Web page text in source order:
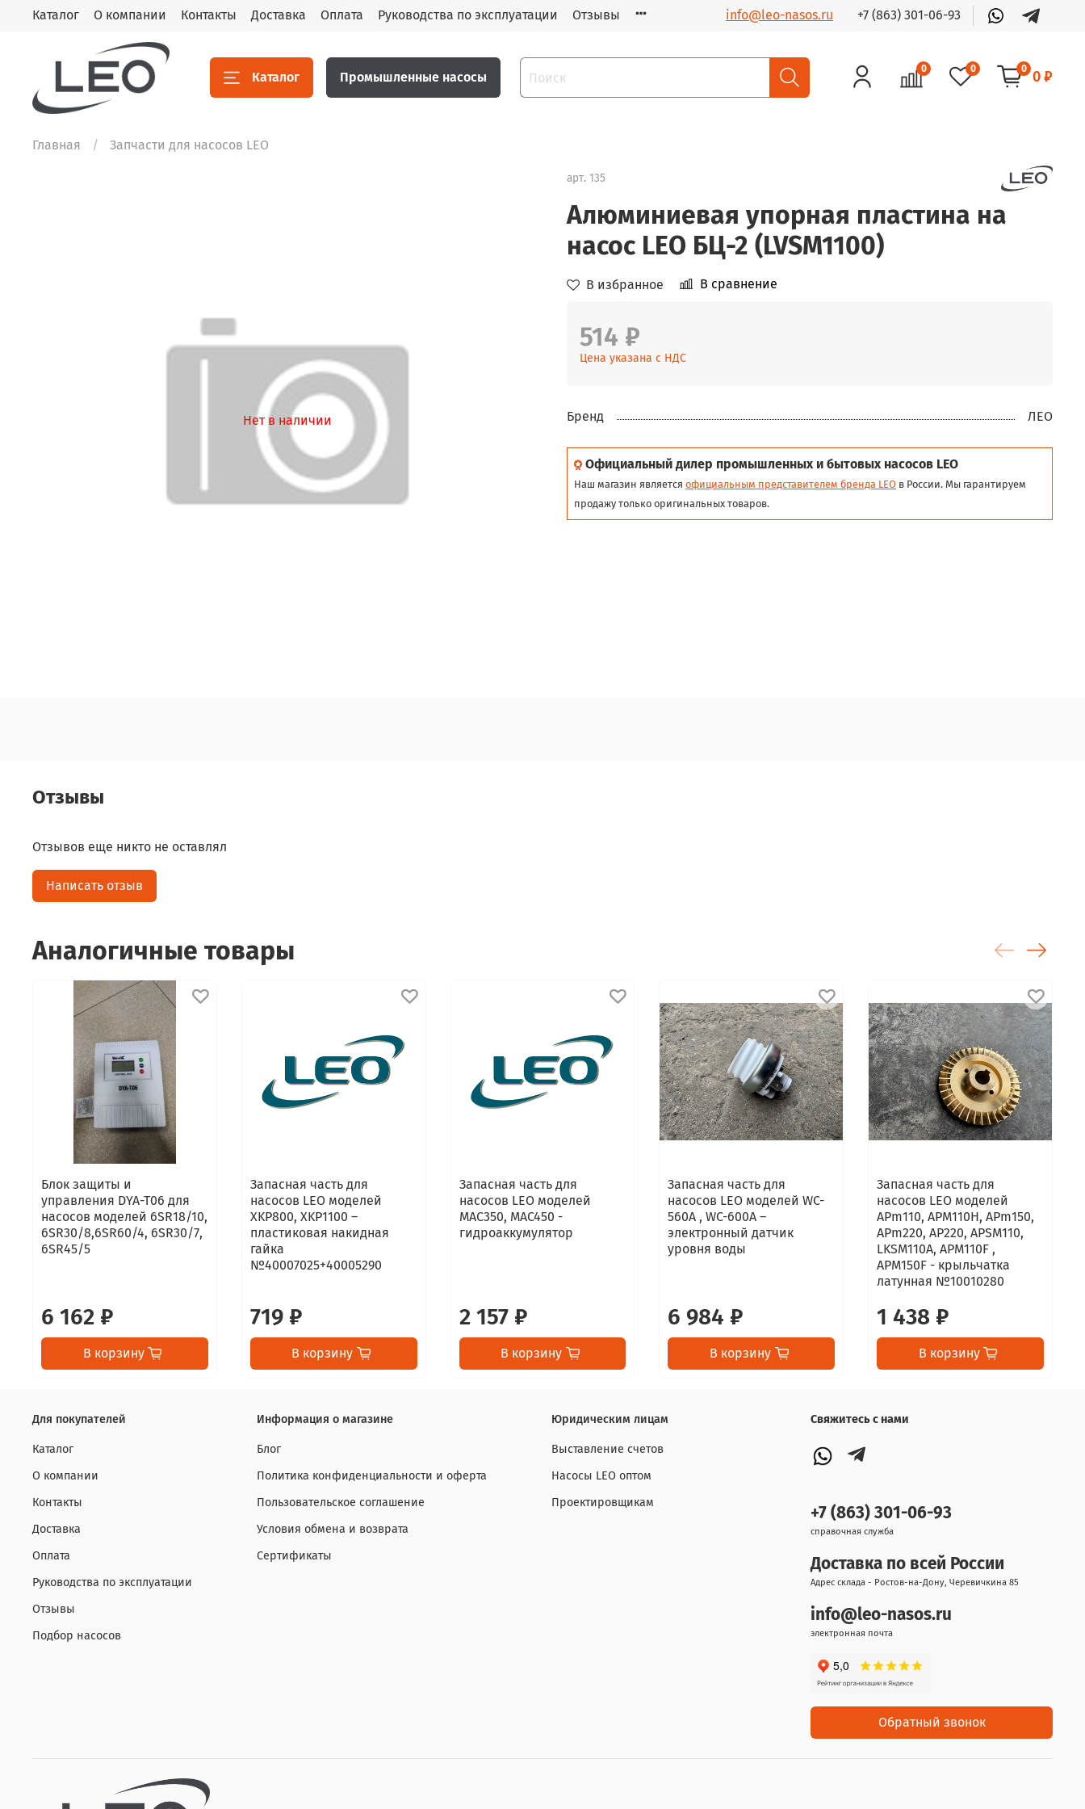
Каталог О компании Контакты Доставка Оплата Руководства по эксплуатации Отзывы info@leo-nasos.ru +7 (863) 301-06-93
Каталог Промышленные насосы
0 0 0 0 ₽
Главная Запчасти для насосов LEO
Нет в наличии
арт. 135
Алюминиевая упорная пластина на
насос LEO БЦ-2 (LVSM1100)
В избранное В сравнение
514 ₽
Цена указана с НДС
Бренд ЛЕО
Официальный дилер промышленных и бытовых насосов LEO
Наш магазин является официальным представителем бренда LEO в России. Мы гарантируем
продажу только оригинальных товаров.
Отзывы
Отзывов еще никто не оставлял
Написать отзыв
Аналогичные товары
Блок защиты и
управления DYA-T06 для
насосов моделей 6SR18/10,
6SR30/8,6SR60/4, 6SR30/7,
6SR45/5
6 162 ₽
В корзину
Запасная часть для
насосов LEO моделей
XKP800, XKP1100 –
пластиковая накидная
гайка
№40007025+40005290
719 ₽
В корзину
Запасная часть для
насосов LEO моделей
MAC350, MAC450 -
гидроаккумулятор
2 157 ₽
В корзину
Запасная часть для
насосов LEO моделей WC-
560А , WC-600А –
электронный датчик
уровня воды
6 984 ₽
В корзину
Запасная часть для
насосов LEO моделей
APm110, APM110H, APm150,
APm220, AP220, APSM110,
LKSM110A, APM110F ,
APM150F - крыльчатка
латунная №10010280
1 438 ₽
В корзину
Для покупателей
Каталог
О компании
Контакты
Доставка
Оплата
Руководства по эксплуатации
Отзывы
Подбор насосов
Информация о магазине
Блог
Политика конфиденциальности и оферта
Пользовательское соглашение
Условия обмена и возврата
Сертификаты
Юридическим лицам
Выставление счетов
Насосы LEO оптом
Проектировщикам
Свяжитесь с нами
+7 (863) 301-06-93
справочная служба
Доставка по всей России
Адрес склада - Ростов-на-Дону, Черевичкина 85
info@leo-nasos.ru
электронная почта
Обратный звонок